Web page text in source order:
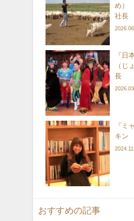
め）
社長
『日
（じ
長
『ミ
キン
おすすめの記事